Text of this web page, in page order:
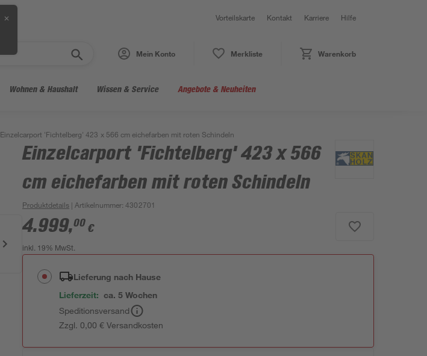
✕ Vorteilskarte Kontakt Karriere Hilfe
Mein Konto Merkliste Warenkorb
Wohnen & Haushalt Wissen & Service Angebote & Neuheiten
Einzelcarport 'Fichtelberg' 423 x 566 cm eichefarben mit roten Schindeln
Einzelcarport 'Fichtelberg' 423 x 566
cm eichefarben mit roten Schindeln
Produktdetails | Artikelnummer:4302701
4.999,00 €
inkl. 19% MwSt.
Lieferung nach Hause
Lieferzeit: ca. 5 Wochen
Speditionsversand
Zzgl. 0,00 € Versandkosten